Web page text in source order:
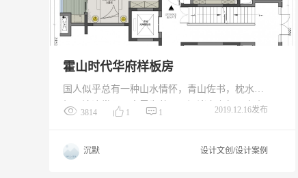
霍山时代华府样板房
国人似乎总有一种山水情怀，青山佐书，枕水而
栖，沧浪赏月，烹露为茶，于江渚之上驾一夜扁
做不到深隐于世，可总有办法在尘世创造一处攸
3814 1 1 2019.12.16发布
沉默 设计文创/设计案例